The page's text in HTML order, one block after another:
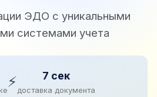
ЭДО с уникальными
системами учета
⚡ 7 сек
доставка документа